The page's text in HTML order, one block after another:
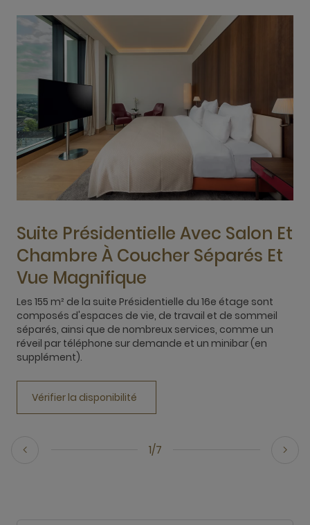
1/7
Suite Présidentielle Avec Salon Et
Chambre À Coucher Séparés Et
Vue Magnifique
Les 155 m² de la suite Présidentielle du 16e étage sont
composés d'espaces de vie, de travail et de sommeil
séparés, ainsi que de nombreux services, comme un
réveil par téléphone sur demande et un minibar (en
supplément).
Vérifier la disponibilité